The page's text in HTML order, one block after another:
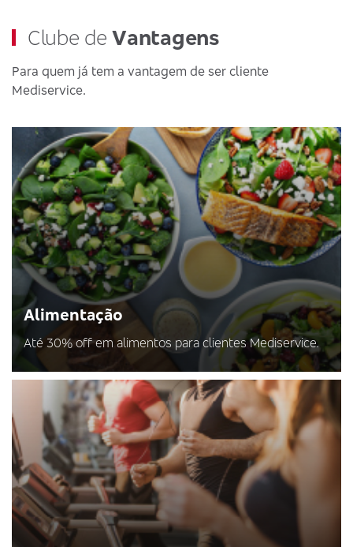
Clube deVantagens
Para quem já tem a vantagem de ser cliente
Mediservice.
Alimentação
Até 30% off em alimentos para clientes Mediservice.